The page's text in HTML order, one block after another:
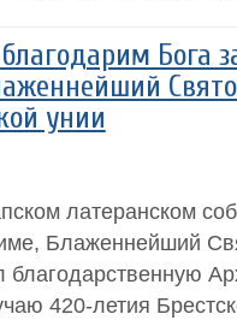
Бога
унии
латеранском
Блаженнейший
благодарственную
420-летия